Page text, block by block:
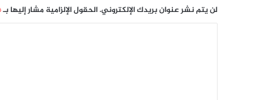
لن يتم نشر عنوان بريدك الإلكتروني.الحقول الإلزامية مشار إليها بـ